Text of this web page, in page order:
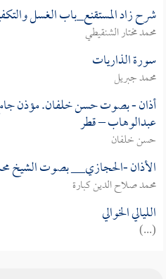
شرح زاد المستقنع_باب الغسل
محمد مختار الشنقيطي
سورة الذاريات
محمد جبريل
أذان - بصوت حسن خلفان. مؤذن
عبدالوهاب – قطر
حسن خلفان
الأذان -الحجازي__ بصوت الشيخ
محمد صلاح الدين كبارة
الليالي الخوالي
(...)